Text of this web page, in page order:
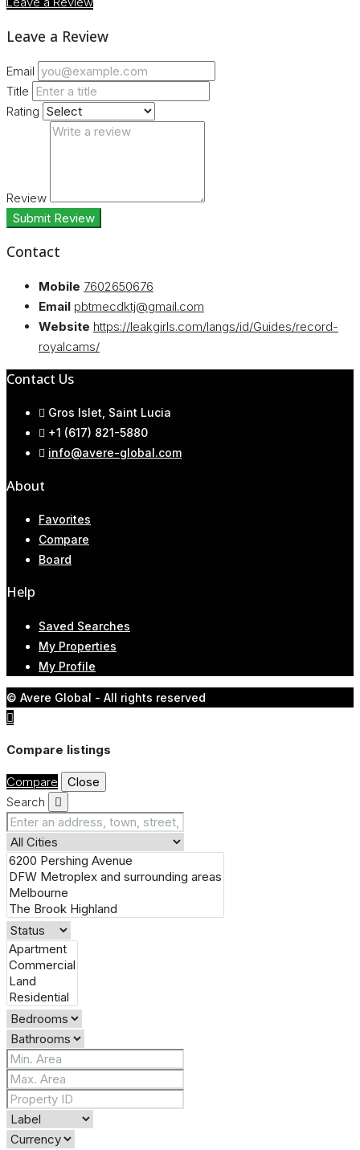
Leave a Review
Email
Title
Rating
Review
Submit Review
Contact
Mobile 7602650676
Email pbtmecdktj@gmail.com
Website https://leakgirls.com/langs/id/Guides/record-
royalcams/
Contact Us
Gros Islet, Saint Lucia
+1 (617) 821-5880
info@avere-global.com
About
Favorites
Compare
Board
Help
Saved Searches
My Properties
My Profile
© Avere Global - All rights reserved
Compare listings
Compare
Close
Search